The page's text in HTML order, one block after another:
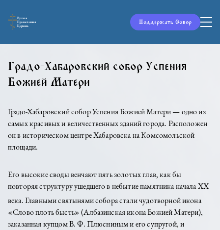
Русская
Православная
Церковь
Поддержать Собор
Градо-Хабаровский собор Успения
Божией Матери
Градо-Хабаровский собор Успения Божией Матери — одно из
самых красивых и величественных зданий города. Расположен
он в историческом центре Хабаровска на Комсомольской
площади.
Его высокие своды венчают пять золотых глав, как бы
повторяя структуру ушедшего в небытие памятника начала XX
века. Главными святынями собора стали чудотворнойикона
«Слово плоть бысть» (Албазинская икона Божией Матери),
заказанная купцом В. Ф. Плюсниным и его супругой, и